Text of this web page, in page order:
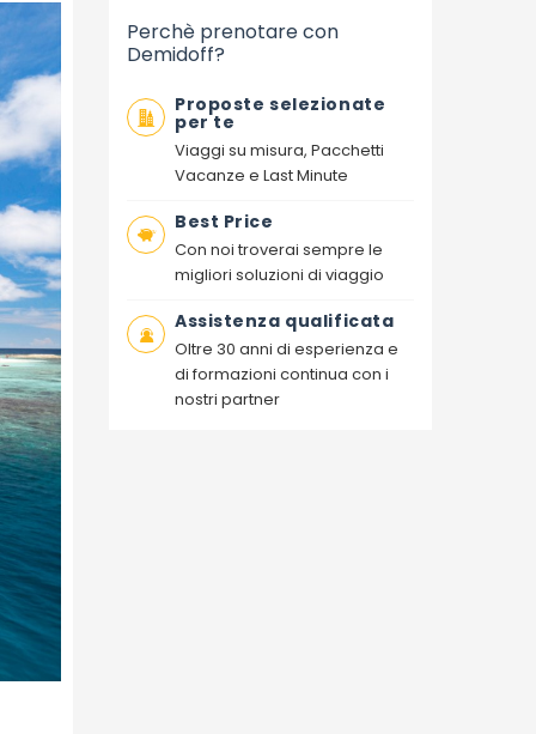
Perchè prenotare con
Demidoff?
Proposte selezionate
per te
Viaggi su misura, Pacchetti
Vacanze e Last Minute
Best Price
Con noi troverai sempre le
migliori soluzioni di viaggio
Assistenza qualificata
Oltre 30 anni di esperienza e
di formazioni continua con i
nostri partner